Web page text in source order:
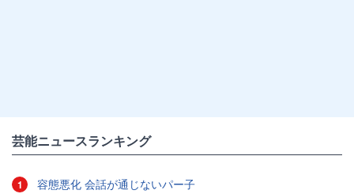
芸能ニュースランキング
1 容態悪化 会話が通じないパー子